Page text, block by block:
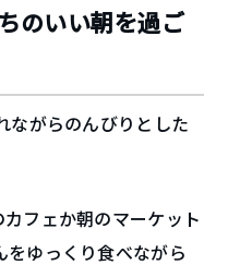
のいい朝を過ご
ながらのんびりとした
フェか朝のマーケット
をゆっくり食べながら